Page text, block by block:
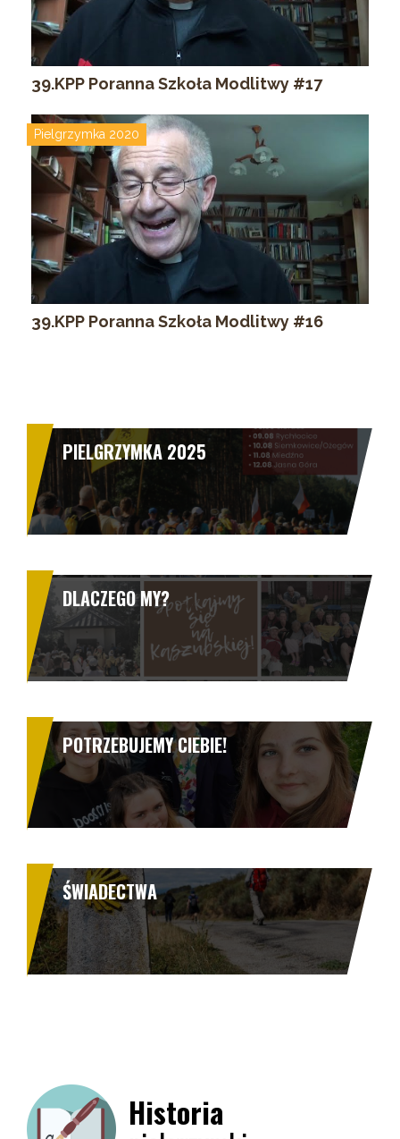
39.KPP Poranna Szkoła Modlitwy #17
Pielgrzymka 2020
39.KPP Poranna Szkoła Modlitwy #16
PIELGRZYMKA 2025
DLACZEGO MY?
POTRZEBUJEMY CIEBIE!
ŚWIADECTWA
Historia